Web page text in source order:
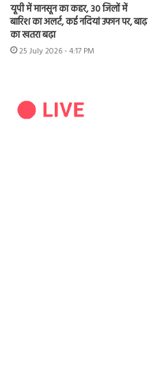
यूपी में मानसून का कहर, 30 जिलों में
बारिश का अलर्ट, कई नदियां उफान पर, बाढ़
का खतरा बढ़ा
25 July 2026 - 4:17 PM